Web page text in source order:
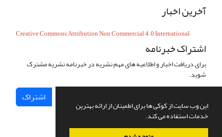
این وب سایت از کوکی ها برای اطمینان از ارائه بهترین
خدمات استفاده می کند.
آخرین اخبار
Creative Commons Attribution Non Commercial 4.0 International
اشتراک خبرنامه
برای دریافت اخبار و اطلاعیه های مهم نشریه در خبرنامه نشریه مشترک
شوید.
اشتراک